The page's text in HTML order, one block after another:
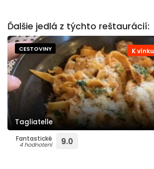
Ďalšie jedlá z týchto reštaurácií:
K vínku
CESTOVINY
Tagliatelle
Fantastické
4 hodnotení 9.0